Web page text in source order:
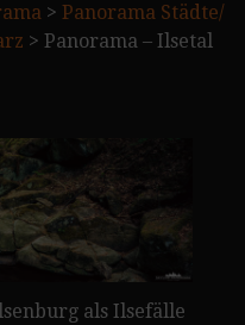
> Panorama Städte/
> Panorama – Ilsetal
als Ilsefälle